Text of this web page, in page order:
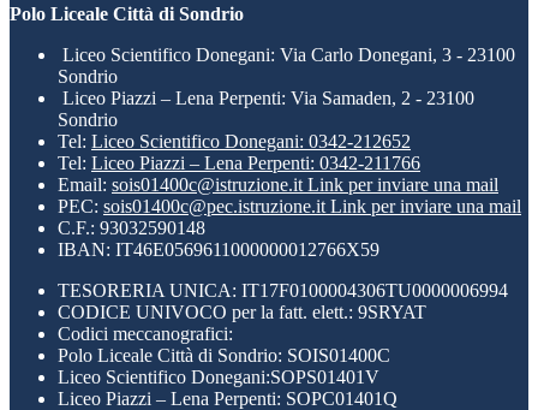
Polo Liceale Città di Sondrio
Liceo Scientifico Donegani: Via Carlo Donegani, 3 - 23100
Sondrio
Liceo Piazzi – Lena Perpenti: Via Samaden, 2 - 23100
Sondrio
Tel: Liceo Scientifico Donegani: 0342-212652
Tel: Liceo Piazzi – Lena Perpenti: 0342-211766
Email: sois01400c@istruzione.it Link per inviare una mail
PEC: sois01400c@pec.istruzione.it Link per inviare una mail
C.F.: 93032590148
IBAN: IT46E0569611000000012766X59
TESORERIA UNICA: IT17F0100004306TU0000006994
CODICE UNIVOCO per la fatt. elett.: 9SRYAT
Codici meccanografici:
Polo Liceale Città di Sondrio: SOIS01400C
Liceo Scientifico Donegani:SOPS01401V
Liceo Piazzi – Lena Perpenti: SOPC01401Q